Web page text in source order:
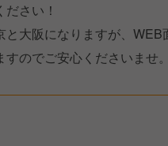
さい！
と大阪になりますが、
のでご安心くださいませ。